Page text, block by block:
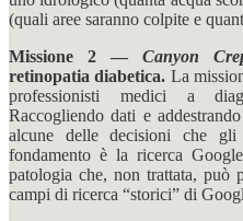
(quali aree saranno colpite e
Missione 2 — Canyon
retinopatia diabetica. La
professionisti medici a
Raccogliendo dati e
alcune delle decisioni che
fondamento è la ricerca
patologia che, non trattata, può
campi di ricerca “storici” di